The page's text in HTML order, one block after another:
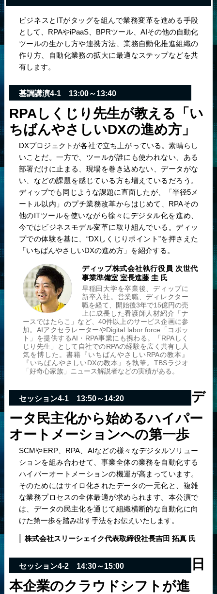
ビジネスとITがタッグを組んで業務変革を進める手段
として、RPAやiPaaS、BPRツール、AIその他の自動化
ツールの生かし方や連携方法、業務自動化推進組織の
作り方、自動化業務の拡大に最適なステップなどを共
有します。
基調講演4-113:00～13:40
RPAしくじり先生が教える「い
ちばんやさしいDXの進め方」
DXプロジェクトが各社で立ち上がっている。素晴らし
いことだ。一方で、ツールが誰にも使われない、ある
部署だけに止まる、現場を巻き込めない、データがな
い、などの課題を感じている方も増えているだろう。
ディップでも同じような課題に直面したが、「半径5メ
ートル以内」のプチ業務改革からはじめて、RPAその
他のITツールを使いながら徐々にデジタル化を進め、
今ではビジネスモデル変革に取り組んでいる。ディッ
プでの体験を基に、“DXしくじりポイント”を押さえた
「いちばんやさしいDXの進め方」を紹介する。
ディップ株式会社執行役員 次世代
事業準備室 室長進藤 圭 氏
早稲田大学を卒業後、ディップに
新卒入社。営業職、ディレクター
職を経て、開始後3年で15億円の売
上に成長した看護師人材紹介「ナ
ースではたらこ」など、40件以上のサービス企画に参
加。AIアクセラレーターやDigital labor force「コボッ
ト」を提供するAI・RPA事業にも携わる。「RPAしく
じり先生」として自社でのRPAの経験を広く共有し人
気を博した。書籍『いちばんやさしいRPAの教本』
『いちばんやさしいDXの教本』を執筆。TBSラジオ
「好奇心家族」ニュース解説者などの実績がある。
セッション4-1 13:50～14:20
デ
ータ民主化から始めるハイパー
オートメーションへの第一歩
SCMやERP、RPA、AIなどの様々なデジタルソリュー
ションを組み合わせて、事業全体の業務を自動化する
ハイパーオートメーションの機運が高まっています。
そのためにはサイロ化されたデータの一元化と、複雑
な業務プロセスの全体最適が求められます。本公演で
は、データの民主化を通じて組織横断的な自動化に向
けた第一歩を踏み出す手法をお伝えいたします。
株式会社スリーシェイク代表取締役社長吉田 拓真 氏
セッション4-2 14:30～15:00
日
本企業のクラウドシフトが進